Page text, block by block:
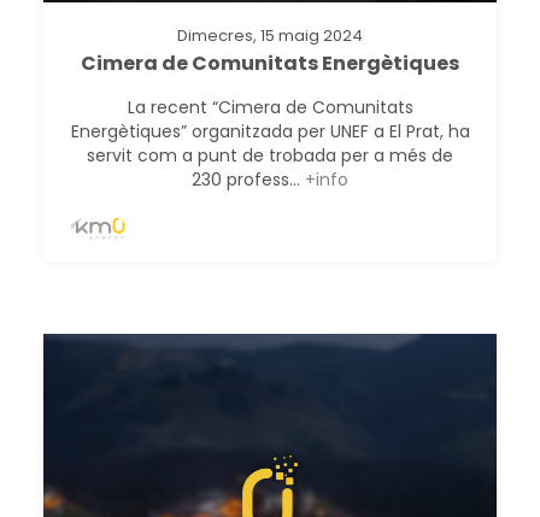
Dimecres, 15 maig 2024
Cimera de Comunitats Energètiques
La recent “Cimera de Comunitats
Energètiques” organitzada per UNEF a El Prat, ha
servit com a punt de trobada per a més de
230 profess... +info